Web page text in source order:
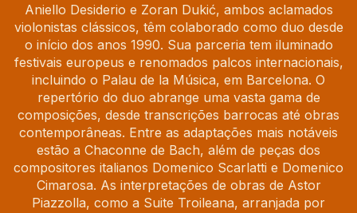
Aniello Desiderio e Zoran Dukić, ambos aclamados
violonistas clássicos, têm colaborado como duo desde
o início dos anos 1990. Sua parceria tem iluminado
festivais europeus e renomados palcos internacionais,
incluindo o Palau de la Música, em Barcelona. O
repertório do duo abrange uma vasta gama de
composições, desde transcrições barrocas até obras
contemporâneas. Entre as adaptações mais notáveis
estão a Chaconne de Bach, além de peças dos
compositores italianos Domenico Scarlatti e Domenico
Cimarosa. As interpretações de obras de Astor
Piazzolla, como a Suite Troileana, arranjada por